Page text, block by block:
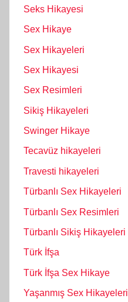
Seks Hikayesi
Sex Hikaye
Sex Hikayeleri
Sex Hikayesi
Sex Resimleri
Sikiş Hikayeleri
Swinger Hikaye
Tecavüz hikayeleri
Travesti hikayeleri
Türbanlı Sex Hikayeleri
Türbanlı Sex Resimleri
Türbanlı Sikiş Hikayeleri
Türk İfşa
Türk İfşa Sex Hikaye
Yaşanmış Sex Hikayeleri